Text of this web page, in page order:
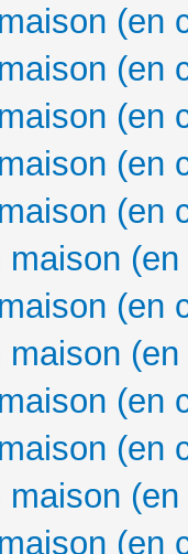
(en
(en
(en
(en
(en
(en
(en
(en
(en